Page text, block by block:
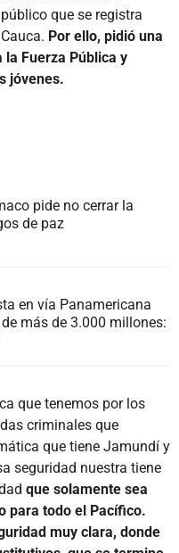
que se registra
Por ello, pidió una
Fuerza Pública y
jóvenes.
pide no cerrar la
de paz
en vía Panamericana
más de 3.000 millones:
que tenemos por los
criminales que
que tiene Jamundí y
seguridad nuestra tiene
que solamente sea
para todo el Pacífico.
muy clara, donde